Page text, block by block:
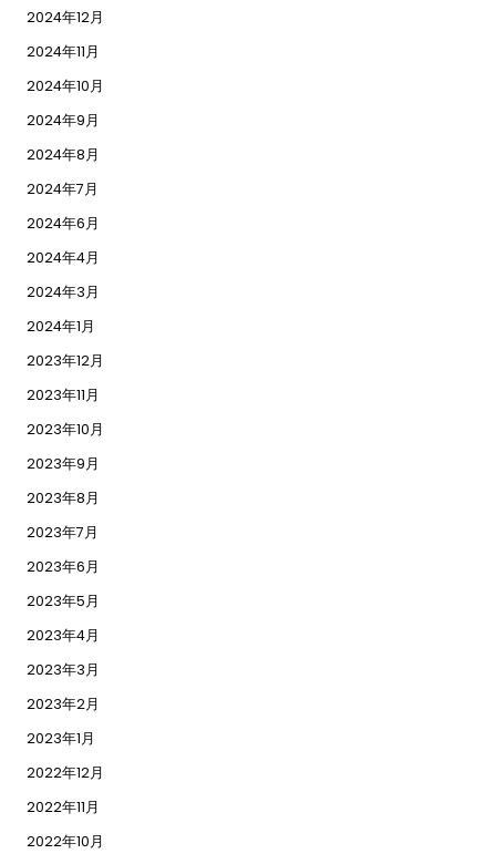
2024年12月
2024年11月
2024年10月
2024年9月
2024年8月
2024年7月
2024年6月
2024年4月
2024年3月
2024年1月
2023年12月
2023年11月
2023年10月
2023年9月
2023年8月
2023年7月
2023年6月
2023年5月
2023年4月
2023年3月
2023年2月
2023年1月
2022年12月
2022年11月
2022年10月